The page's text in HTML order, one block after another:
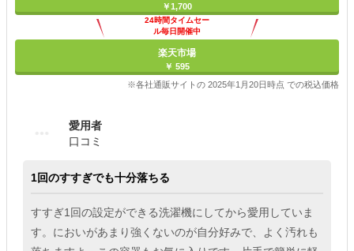
￥1,700
24時間タイムセー
ル毎日開催中
楽天市場
￥ 595
※各社通販サイトの 2025年1月20日時点 での税込価格
愛用者
口コミ
1回のすすぎでも十分落ちる
すすぎ1回の設定ができる洗濯機にしてから愛用していま
す。においがあまり強くないのが自分好みで、よく汚れも